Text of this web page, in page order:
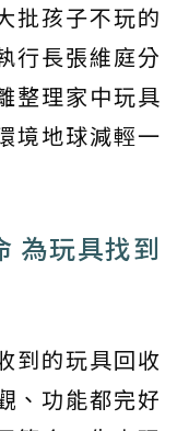
批孩子不玩的
行長張維庭分
整理家中玩具
境地球減輕一
為玩具找到
到的玩具回收
、功能都完好